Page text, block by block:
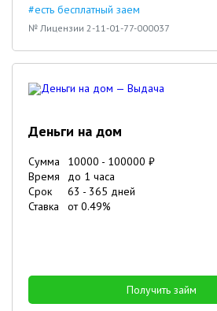
#есть бесплатный заем
№ Лицензии 2-11-01-77-000037
Деньги на дом
Сумма 10000 - 100000 ₽
Время
до 1 часа
Срок
63 - 365 дней
Ставка
от0.49%
Получить займ